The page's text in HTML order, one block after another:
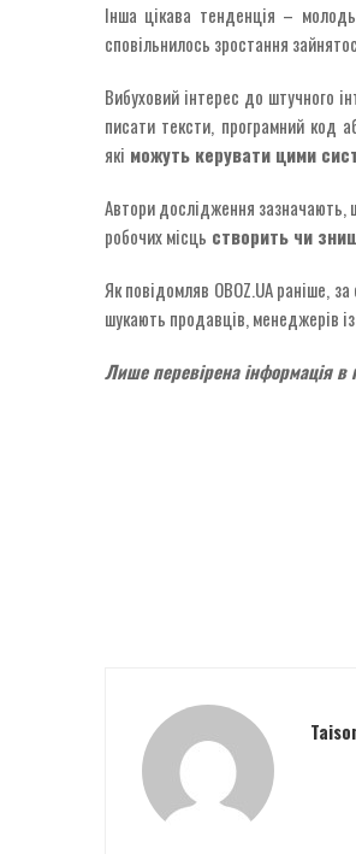
Інша цікава тенденція –
сповільнилось зростання
Вибуховий інтерес до штучного
писати тексти, програмний код
які можуть керувати цими
Автори дослідження зазначають,
робочих місць створить чи
Як повідомляв OBOZ.UA раніше,
шукають продавців, менеджерів
Лише перевірена інформація в